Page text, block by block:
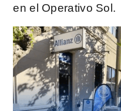
en el Operativo Sol.